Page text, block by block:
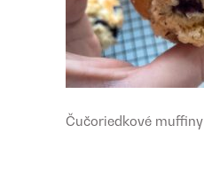
Čučoriedkové muffiny